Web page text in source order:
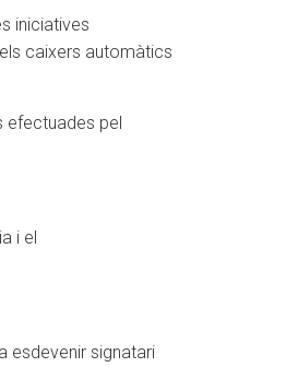
iniciatives
caixers automàtics
efectuades pel
i el
esdevenir signatari